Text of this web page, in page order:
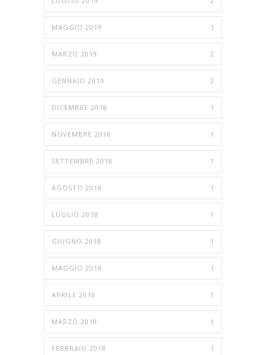
MAGGIO 2019 1
MARZO 2019 2
GENNAIO 2019 2
DICEMBRE 2018 1
NOVEMBRE 2018 1
SETTEMBRE 2018 1
AGOSTO 2018 1
LUGLIO 2018 1
GIUGNO 2018 1
MAGGIO 2018 1
APRILE 2018 1
MARZO 2018 1
FEBBRAIO 2018 1